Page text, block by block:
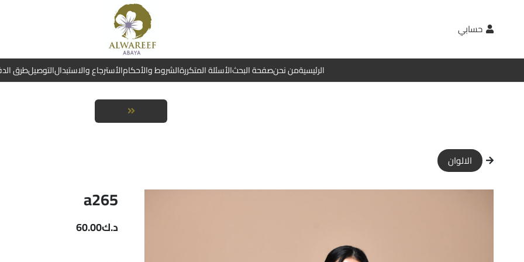
حسابي
الرئيسيةمن نحنصفحة البحثالأسئلة المتكررةالشروط والأحكامالأسترجاع والاستبدالالتوصيلطرق
الالوان
a265
د.ك60.00